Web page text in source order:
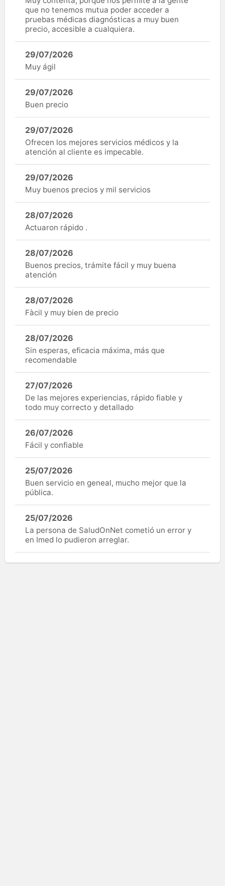
que no tenemos mutua poder acceder a
pruebas médicas diagnósticas a muy buen
precio, accesible a cualquiera.
29/07/2026
Muy ágil
29/07/2026
Buen precio
29/07/2026
Ofrecen los mejores servicios médicos y la
atención al cliente es impecable.
29/07/2026
Muy buenos precios y mil servicios
28/07/2026
Actuaron rápido .
28/07/2026
Buenos precios, trámite fácil y muy buena
atención
28/07/2026
Fàcil y muy bien de precio
28/07/2026
Sin esperas, eficacia máxima, más que
recomendable
27/07/2026
De las mejores experiencias, rápido fiable y
todo muy correcto y detallado
26/07/2026
Fácil y confiable
25/07/2026
Buen servicio en geneal, mucho mejor que la
pública.
25/07/2026
La persona de SaludOnNet cometió un error y
en Imed lo pudieron arreglar.